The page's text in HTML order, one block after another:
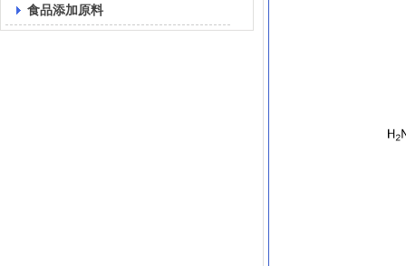
食品添加原料